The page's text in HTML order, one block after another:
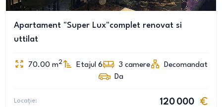
Apartament "Super Lux"complet renovat si
uttilat
70.00 m2 Etajul 6 3 camere
Decomandat
Da
Locație:
120 000